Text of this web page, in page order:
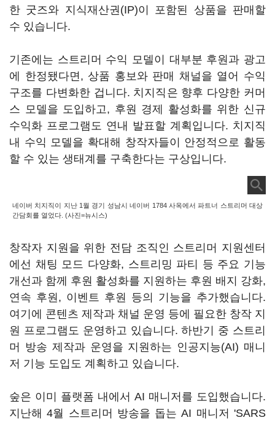
한 굿즈와 지식재산권(IP)이 포함된 상품을 판매할
수 있습니다.
기존에는 스트리머 수익 모델이 대부분 후원과 광고
에 한정됐다면, 상품 홍보와 판매 채널을 열어 수익
구조를 다변화한 겁니다. 치지직은 향후 다양한 커머
스 모델을 도입하고, 후원 경제 활성화를 위한 신규
수익화 프로그램도 연내 발표할 계획입니다. 치지직
내 수익 모델을 확대해 창작자들이 안정적으로 활동
할 수 있는 생태계를 구축한다는 구상입니다.
네이버 치지직이 지난 1월 경기 성남시 네이버 1784 사옥에서 파트너 스트리머 대상
간담회를 열었다. (사진=뉴시스)
창작자 지원을 위한 전담 조직인 스트리머 지원센터
에선 채팅 모드 다양화, 스트리밍 파티 등 주요 기능
개선과 함께 후원 활성화를 지원하는 후원 배지 강화,
연속 후원, 이벤트 후원 등의 기능을 추가했습니다.
여기에 콘텐츠 제작과 채널 운영 등에 필요한 창작 지
원 프로그램도 운영하고 있습니다. 하반기 중 스트리
머 방송 제작과 운영을 지원하는 인공지능(AI) 매니
저 기능 도입도 계획하고 있습니다.
숲은 이미 플랫폼 내에서 AI 매니저를 도입했습니다.
지난해 4월 스트리머 방송을 돕는 AI 매니저 'SARS